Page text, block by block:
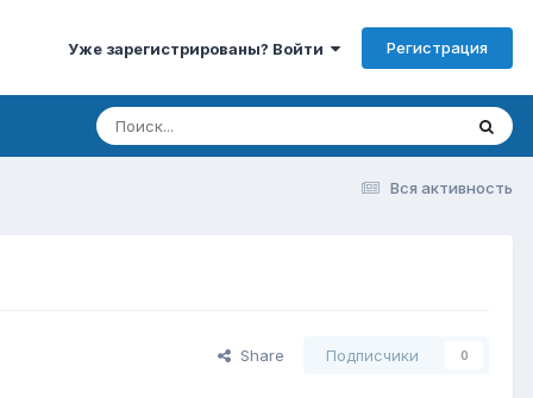
Уже зарегистрированы? Войти Регистрация
Вся активность
Share Подписчики 0